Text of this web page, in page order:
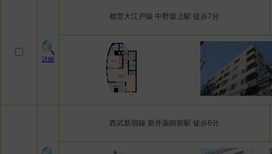
詳細
都営大江戸線 中野坂上駅 徒歩7分
西武新宿線 新井薬師前駅 徒歩6分